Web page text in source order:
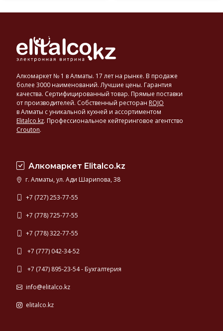
Алкомаркет № 1 в Алматы. 17 лет на рынке. В продаже
более 3000 наименований. Лучшие цены. Гарантия
качества. Сертифицированный товар. Прямые поставки
от производителей. Собственный ресторан ROJO
в Алматы с уникальной кухней и ассортиментом
Elitalco.kz. Профессиональное кейтеринговое агентство
Crouton.
Алкомаркет Elitalco.kz
г. Алматы, ул. Ади Шарипова, 38
+7 (727) 253-77-55
+7 (778) 725-77-55
+7 (778) 322-77-55
+7 (777) 042-34-52
+7 (747) 895-23-54 - Бухгалтерия
info@elitalco.kz
elitalco.kz